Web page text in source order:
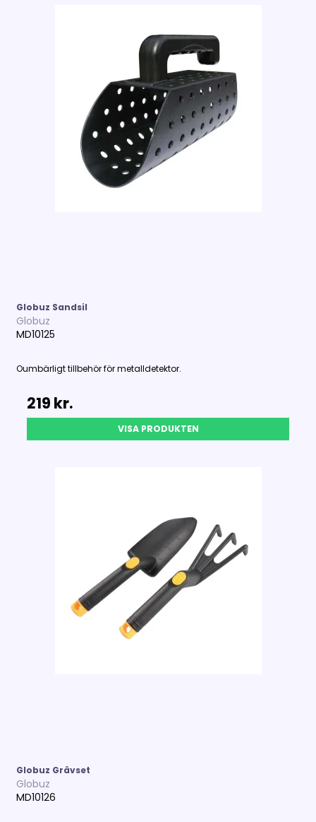
Globuz Sandsil
Globuz
MD10125
Oumbärligt tillbehör för metalldetektor.
219 kr.
VISA PRODUKTEN
Globuz Grävset
Globuz
MD10126